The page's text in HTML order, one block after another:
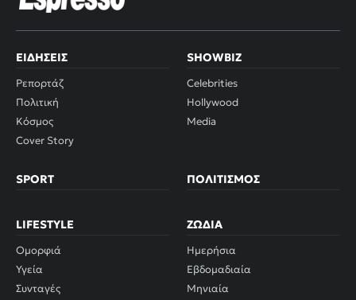
ΕΙΔΉΣΕΙΣ
Ρεπορτάζ
Πολιτική
Κόσμος
Cover Story
SHOWBIZ
Celebrities
Hollywood
Media
SPORT ΠΟΛΙΤΙΣΜΌΣ
LIFESTYLE
Ομορφιά
Υγεία
Συνταγές
ΖΏΔΙΑ
Ημερήσια
Εβδομαδιαία
Μηνιαία